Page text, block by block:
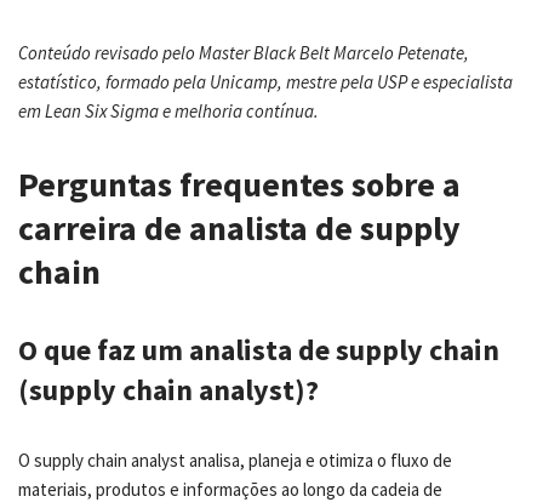
Conteúdo revisado pelo Master Black Belt Marcelo Petenate,
estatístico, formado pela Unicamp, mestre pela USP e especialista
em Lean Six Sigma e melhoria contínua.
Perguntas frequentes sobre a
carreira de analista de supply
chain
O que faz um analista de supply chain
(supply chain analyst)?
O supply chain analyst analisa, planeja e otimiza o fluxo de
materiais, produtos e informações ao longo da cadeia de